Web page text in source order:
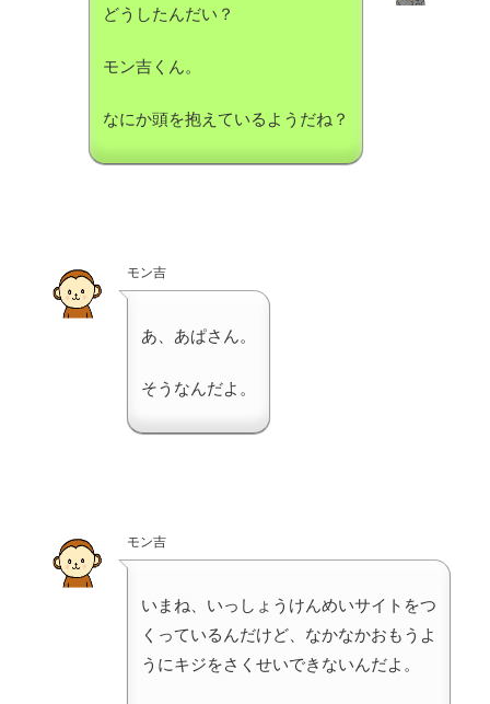
どうしたんだい？
モン吉くん。
なにか頭を抱えているようだね？
モン吉
あ、あぱさん。
そうなんだよ。
モン吉
いまね、いっしょうけんめいサイトをつ
くっているんだけど、なかなかおもうよ
うにキジをさくせいできないんだよ。